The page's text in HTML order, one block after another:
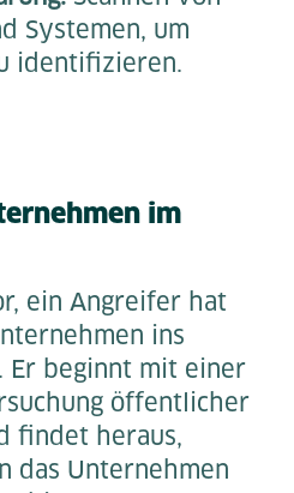
Systemen, um
identifizieren.
im
ein Angreifer hat
ins
Er beginnt mit einer
öffentlicher
findet heraus,
das Unternehmen